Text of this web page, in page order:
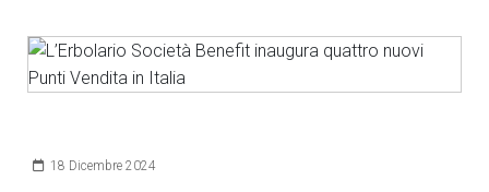
Dettagli
18 Dicembre 2024